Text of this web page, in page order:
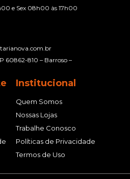
e Sex 08h00 às 17h00
60862-810 – Barroso –
Institucional
Quem Somos
Nossas Lojas
Trabalhe Conosco
Políticas de Privacidade
Termos de Uso